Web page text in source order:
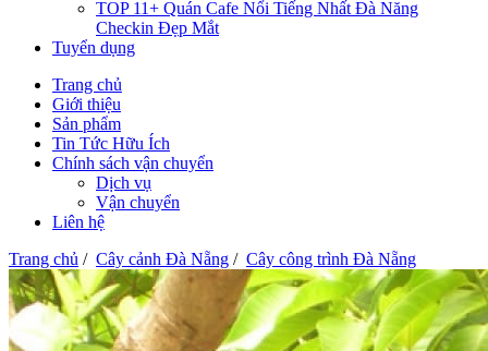
TOP 11+ Quán Cafe Nổi Tiếng Nhất Đà Năng
Checkin Đẹp Mắt
Tuyển dụng
Trang chủ
Giới thiệu
Sản phẩm
Tin Tức Hữu Ích
Chính sách vận chuyển
Dịch vụ
Vận chuyển
Liên hệ
Trang chủ / Cây cảnh Đà Nẵng / Cây công trình Đà Nẵng